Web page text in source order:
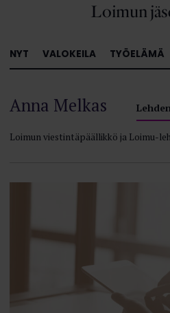
Loimun
NYT VALOKEILA TYÖELÄMÄ
Anna Melkas
Loimun viestintäpäällikkö ja Loimu-